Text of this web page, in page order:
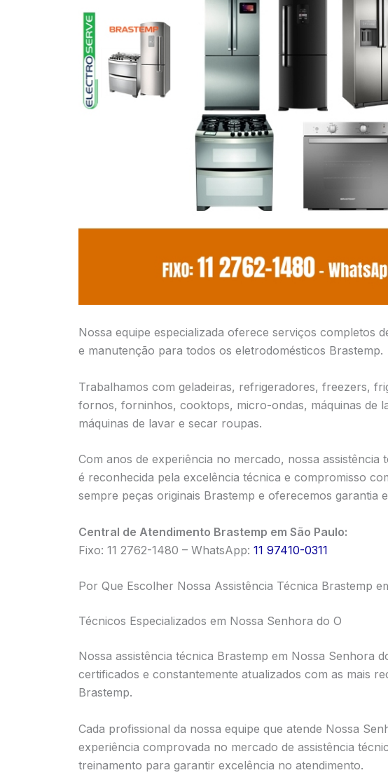
Nossa equipe especializada oferece serviços completos
e manutenção para todos os eletrodomésticos Brastemp.
Trabalhamos com geladeiras, refrigeradores, freezers,
fornos, forninhos, cooktops, micro-ondas, máquinas de
máquinas de lavar e secar roupas.
Com anos de experiência no mercado, nossa
é reconhecida pela excelência técnica e compromisso
sempre peças originais Brastemp e oferecemos garantia
Central de Atendimento Brastemp em São Paulo:
Fixo: 11 2762-1480 – WhatsApp: 11 97410-0311
Por Que Escolher Nossa Assistência Técnica Brastemp
Técnicos Especializados em Nossa Senhora do O
Nossa assistência técnica Brastemp em Nossa Senhora
certificados e constantemente atualizados com as mais
Brastemp.
Cada profissional da nossa equipe que atende Nossa
experiência comprovada no mercado de assistência
treinamento para garantir excelência no atendimento.